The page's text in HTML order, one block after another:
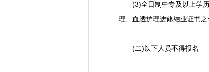
(3)全日制中专及以上学历
理、血透护理进修结业证书
(二)以下人员不得报名